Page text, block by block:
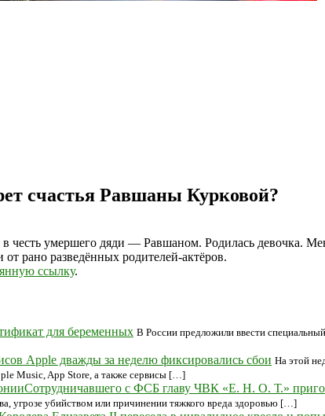
счастья Равшаны Курковой?
честь умершего дяди — Равшаном. Родилась девочка.
рано разведённых родителей-актёров.
ссылку.
для беременных В России предложили ввести
Apple дважды за неделю фиксировались сбои На этой
Music, App Store, а также сервисы […]
Сотрудничавшего с ФСБ главу ЧВК «Е. Н. О. Т.»
угрозе убийством или причинении тяжкого вреда здоровью […]